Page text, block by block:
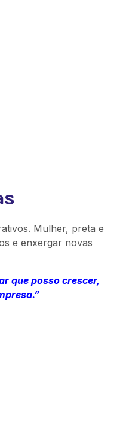
Mulher, preta e
e enxergar novas
que posso crescer,